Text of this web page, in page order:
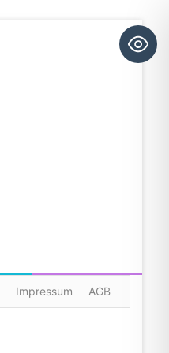
Impressum AGB